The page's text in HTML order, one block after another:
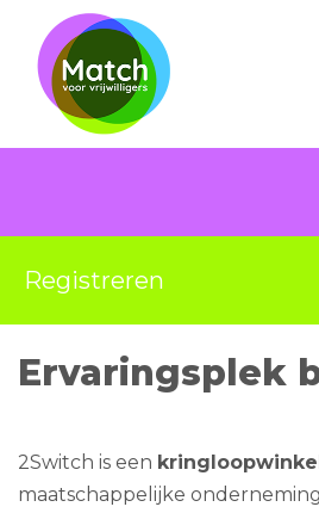
Registreren
Ervaringsplek
2Switch is een
maatschappelijke